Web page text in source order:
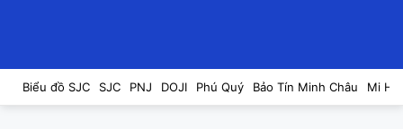
Biểu đồ SJC SJC PNJ DOJI Phú Quý Bảo Tín Minh Châu Mi